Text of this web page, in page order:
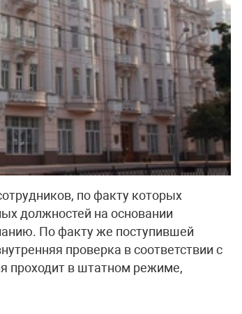
по факту которых
должностей на основании
По факту же поступившей
проверка в соответствии с
проходит в штатном режиме,